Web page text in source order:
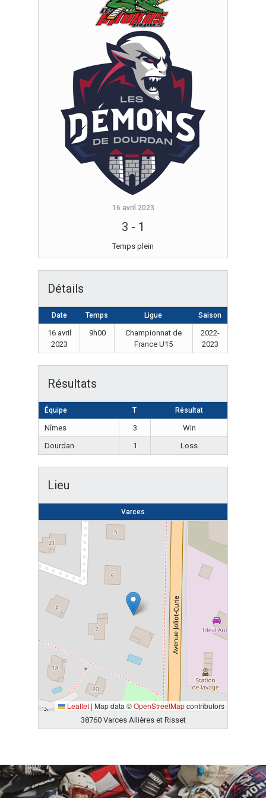
16 avril 2023
3 - 1
Temps plein
Détails
Date Temps Ligue Saison
16 avril
2023
9h00
Championnat de
France U15
2022-
2023
Résultats
Équipe T Résultat
Nîmes 3
Win
Dourdan
1 Loss
Lieu
Varces
Leaflet | Map data ©OpenStreetMapcontributors
38760 Varces Allières et Risset